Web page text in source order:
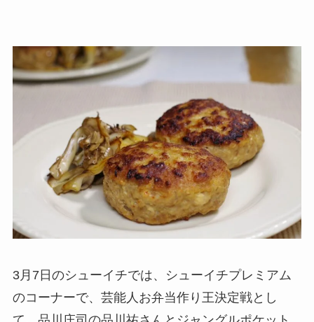
3月7日のシューイチでは、シューイチプレミアム
のコーナーで、芸能人お弁当作り王決定戦とし